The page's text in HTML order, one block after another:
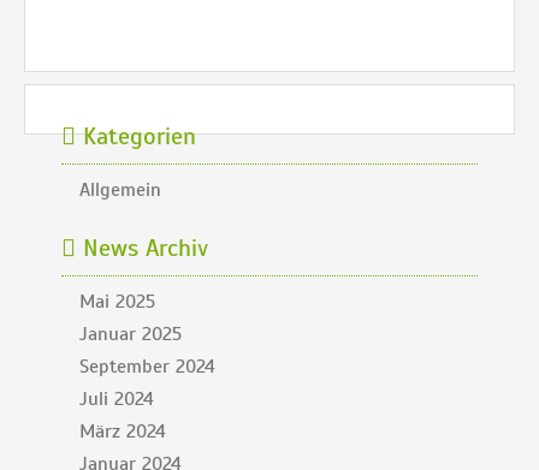
Kategorien
Allgemein
News Archiv
Mai 2025
Januar 2025
September 2024
Juli 2024
März 2024
Januar 2024